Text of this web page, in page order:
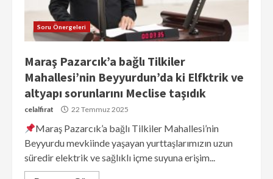
Soru Önergeleri
Maraş Pazarcık’a bağlı Tilkiler
Mahallesi’nin Beyyurdun’da ki Elfktrik ve
altyapı sorunlarını Meclise taşıdık
celalfirat 22 Temmuz 2025
Maraş Pazarcık’a bağlı Tilkiler Mahallesi’nin
Beyyurdu mevkiinde yaşayan yurttaşlarımızın uzun
süredir elektrik ve sağlıklı içme suyuna erişim...